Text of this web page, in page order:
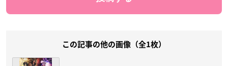
この記事の他の画像（全1枚）